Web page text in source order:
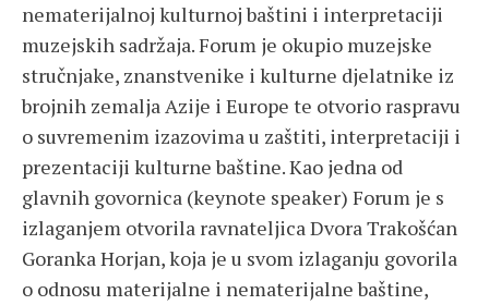
nematerijalnoj kulturnoj baštini i interpretaciji
muzejskih sadržaja. Forum je okupio muzejske
stručnjake, znanstvenike i kulturne djelatnike iz
brojnih zemalja Azije i Europe te otvorio raspravu
o suvremenim izazovima u zaštiti, interpretaciji i
prezentaciji kulturne baštine. Kao jedna od
glavnih govornica (keynote speaker) Forum je s
izlaganjem otvorila ravnateljica Dvora Trakošćan
Goranka Horjan, koja je u svom izlaganju govorila
o odnosu materijalne i nematerijalne baštine,